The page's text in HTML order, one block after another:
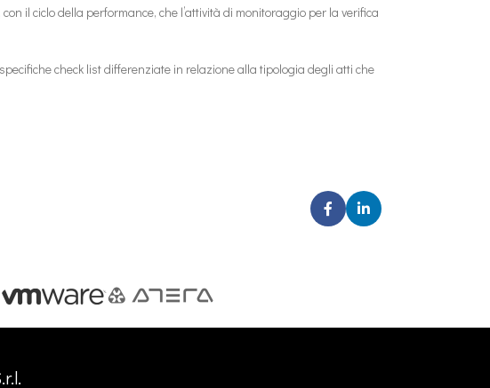
il ciclo della performance, che l’attività di monitoraggio per la verifica
check list differenziate in relazione alla tipologia degli atti che